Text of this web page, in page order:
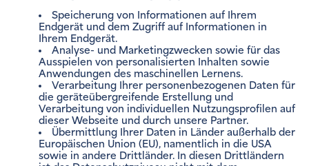
jederzeit und formlos gegenüber MITGAS widerrufen, z.B.
über einen Link in jeder werblichen E-Mail.